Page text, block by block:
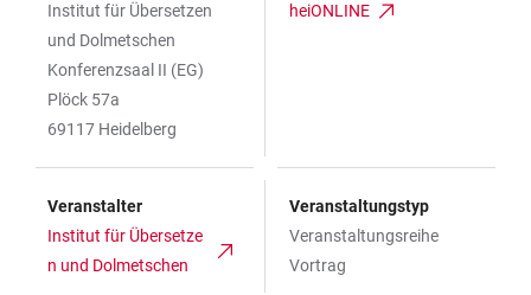
Institut für Übersetzen
und Dolmetschen
Konferenzsaal II (EG)
Plöck 57a
69117 Heidelberg
heiONLINE
Veranstalter
Institut für Übersetze
n und Dolmetschen
Veranstaltungstyp
Veranstaltungsreihe
Vortrag